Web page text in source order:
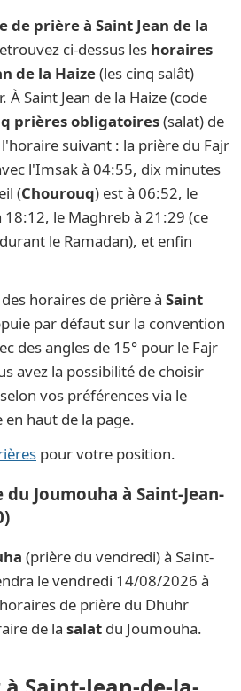
de prière à Saint Jean de la
ci-dessus les horaires
de la Haize(les cinq salât)
À Saint Jean de la Haize (code
prières obligatoires(salat) de
suivant : la prière du Fajr
l'Imsak à 04:55, dix minutes
(Chourouq) est à 06:52, le
le Maghreb à 21:29 (ce
durant le Ramadan), et enfin
horaires de prière à Saint
par défaut sur la convention
des angles de 15° pour le Fajr
avez la possibilité de choisir
vos préférences via le
haut de la page.
pour votre position.
Joumouha à Saint-Jean-
(prière du vendredi) à Saint-
le vendredi 14/08/2026 à
de prière du Dhuhr
de la salat du Joumouha.